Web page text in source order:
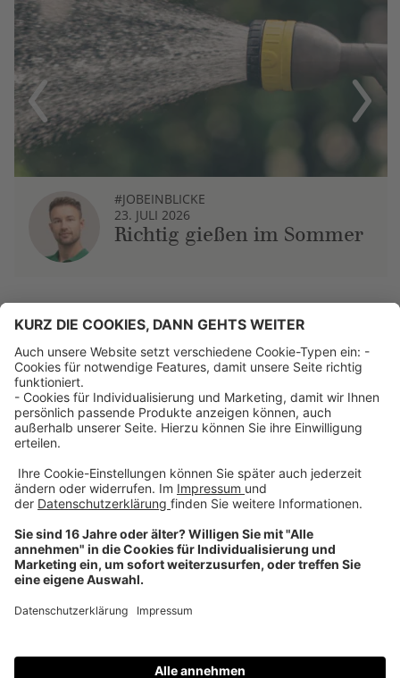
Previous
#JOBEINBLICKE
23. JULI 2026
Richtig gießen im Sommer
Next
Über uns
Dehner Unternehmen
Jobs bei Dehner
Kontakt & Rechtliches